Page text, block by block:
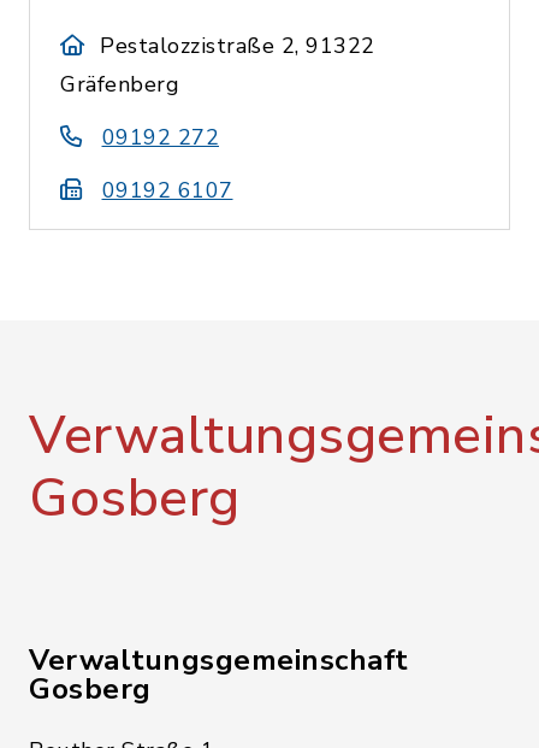
Pestalozzistraße 2, 91322
Gräfenberg
09192 272
09192 6107
Gosberg
Verwaltungsgemeinschaft
Gosberg